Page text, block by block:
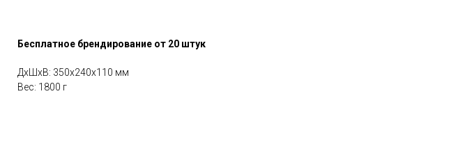
Бесплатное брендирование от 20 штук
ДxШxВ: 350x240x110 мм
Вес: 1800 г